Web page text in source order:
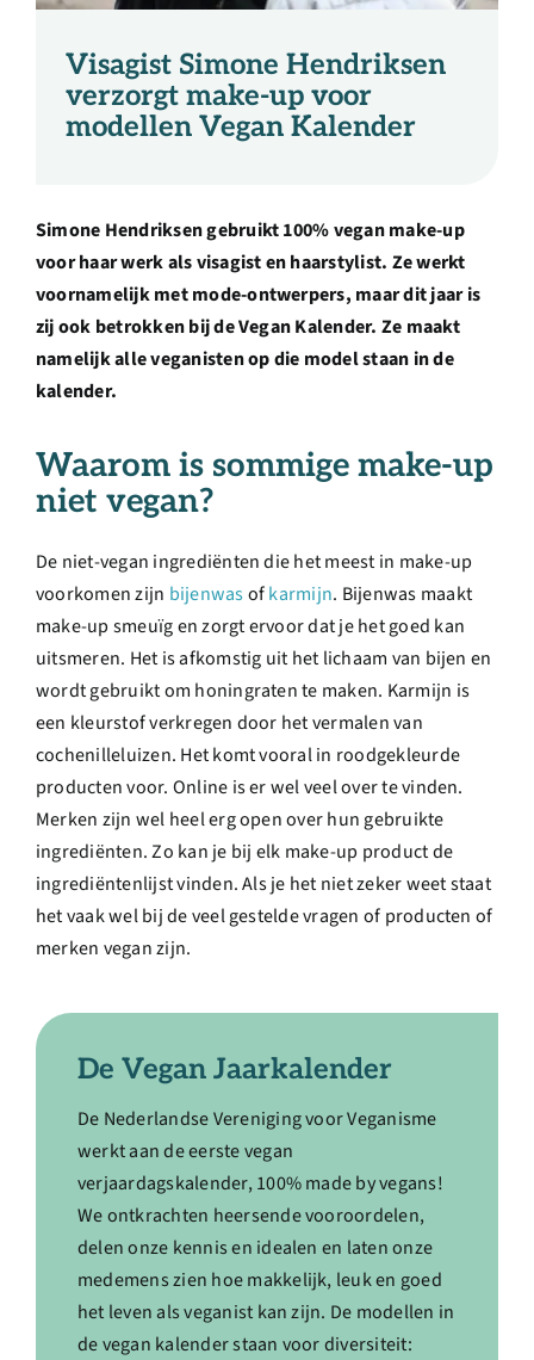
Over ons
Ondernemer
Doneren
Shop
English
Visagist Simone Hendriksen
verzorgt make-up voor
modellen Vegan Kalender
Simone Hendriksen gebruikt 100% vegan make-up
voor haar werk als visagist en haarstylist. Ze werkt
voornamelijk met mode-ontwerpers, maar dit jaar is
zij ook betrokken bij de Vegan Kalender. Ze maakt
namelijk alle veganisten op die model staan in de
kalender.
Waarom is sommige make-up
niet vegan?
De niet-vegan ingrediënten die het meest in make-up
voorkomen zijn bijenwasofkarmijn. Bijenwas maakt
make-up smeuïg en zorgt ervoor dat je het goed kan
uitsmeren. Het is afkomstig uit het lichaam van bijen en
wordt gebruikt om honingraten te maken. Karmijn is
een kleurstof verkregen door het vermalen van
cochenilleluizen. Het komt vooral in roodgekleurde
producten voor. Online is er wel veel over te vinden.
Merken zijn wel heel erg open over hun gebruikte
ingrediënten. Zo kan je bij elk make-up product de
ingrediëntenlijst vinden. Als je het niet zeker weet staat
het vaak wel bij de veel gestelde vragen of producten of
merken vegan zijn.
De Vegan Jaarkalender
De Nederlandse Vereniging voor Veganisme
werkt aan de eerste vegan
verjaardagskalender, 100% made by vegans!
We ontkrachten heersende vooroordelen,
delen onze kennis en idealen en laten onze
medemens zien hoe makkelijk, leuk en goed
het leven als veganist kan zijn. De modellen in
de vegan kalender staan voor diversiteit: